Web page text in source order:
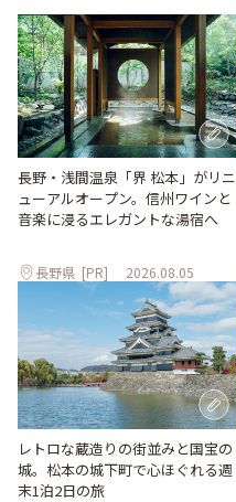
長野・浅間温泉「界 松本」がリニ
ューアルオープン。信州ワインと
音楽に浸るエレガントな湯宿へ
長野県 [PR] 2026.08.05
レトロな蔵造りの街並みと国宝の
城。松本の城下町で心ほぐれる週
末1泊2日の旅